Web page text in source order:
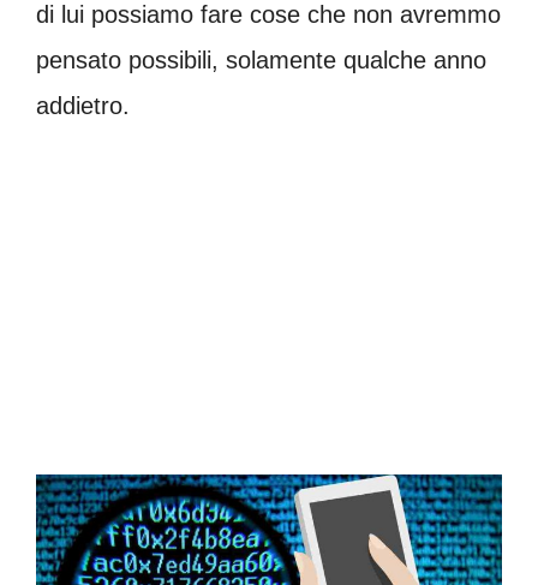
di lui possiamo fare cose che non avremmo
pensato possibili, solamente qualche anno
addietro.